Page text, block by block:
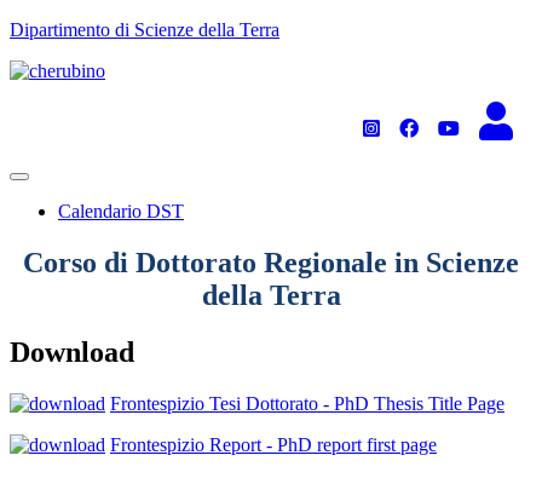
TPL_UNIPI_SKIP_TO_CONTENT
Dipartimento di Scienze della Terra
Calendario DST
Corso di Dottorato Regionale in Scienze
della Terra
Download
Frontespizio Tesi Dottorato - PhD Thesis Title Page
Frontespizio Report - PhD report first page